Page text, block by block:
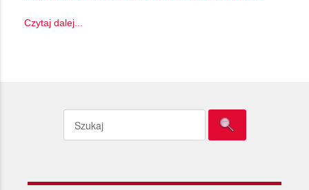
Czytaj dalej...